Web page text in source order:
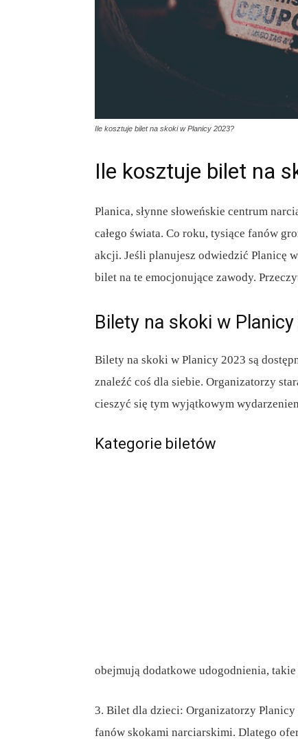
Ile kosztuje bilet na skoki w Planicy 2023?
Ile kosztuje bilet na
Planica, słynne słoweńskie centrum
całego świata. Co roku, tysiące fanów
akcji. Jeśli planujesz odwiedzić Planicę
bilet na te emocjonujące zawody.
Bilety na skoki w
Bilety na skoki w Planicy 2023 są
znaleźć coś dla siebie. Organizatorzy
cieszyć się tym wyjątkowym
Kategorie biletów
obejmują dodatkowe udogodnienia,
3. Bilet dla dzieci: Organizatorzy Planicy
fanów skokami narciarskimi. Dlatego